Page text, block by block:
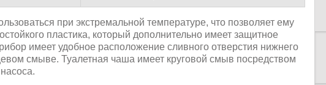
при экстремальной температуре, что позволяет ему
пластика, который дополнительно имеет защитное
имеет удобное расположение сливного отверстия нижнего
смыве. Туалетная чаша имеет круговой смыв посредством